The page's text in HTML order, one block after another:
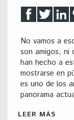
No vamos a
son amigos, ni
han hecho a
mostrarse en
es uno de los
panorama
LEER MÁS